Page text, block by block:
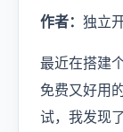
作者： 独立
最近在搭建
免费又好用
试，我发现了